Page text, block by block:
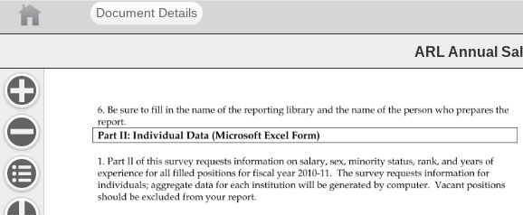
Document Details
ARL Annual


